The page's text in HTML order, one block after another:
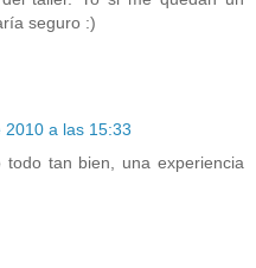
seguro :)
a las 15:33
tan bien, una experiencia